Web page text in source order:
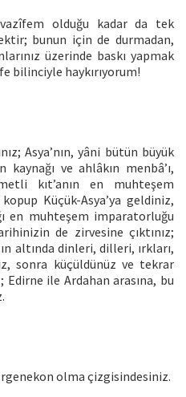
olduğu kadar da tek
bunun için de durmadan,
üzerinde baskı yapmak
bilinciyle haykırıyorum!
Asya’nın, yâni bütün büyük
ve ahlâkın menbâ’ı,
kıt’anın en muhteşem
Küçük-Asya’ya geldiniz,
en muhteşem imparatorluğu
de zirvesine çıktınız;
altında dinleri, dilleri, ırkları,
sonra küçüldünüz ve tekrar
Edirne ile Ardahan arasına, bu
olma çizgisindesiniz.